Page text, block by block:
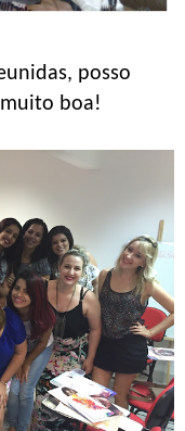
posso
boa!